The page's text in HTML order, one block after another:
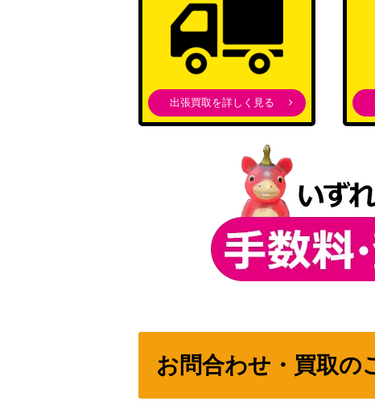
気づきたかった熱さ 日野森志歩 (PJS/S91-
伝えたい想い 天王寺 璃奈(LNJ/W85-004SSP)
パーフェクトメイド トール(KMD/W96-
【剣姫】 アイズ (DDM/S88-003SP)
出張買取を詳しく見る
お問合わせ・買取の